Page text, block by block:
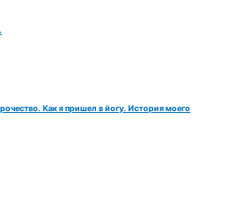
Как я пришел в йогу. История моего